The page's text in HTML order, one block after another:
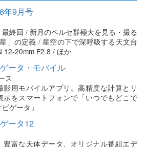
年9月号
最終回 / 新月のペルセ群極大を見る・撮る
」の定義 / 星空の下で深呼吸する天文台
12-20mm F2.8 / ほか
ータ・モバイル
ス
影用モバイルアプリ。高精度な計算とリ
示をスマートフォンで「いつでもどこで
ゲータ」
ータ12
豊富な天体データ、オリジナル番組エデ